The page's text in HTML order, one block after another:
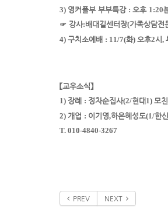
3) 영커플부 부부특강 : 오후 1:20
☞ 강사:배대길센터장(가족상담전
4) 구치소예배 : 11/7(화) 오후2시,
【교우소식】
1) 장례 : 정차순집사(2/현대 1) 모친
2) 개업 : 이기영,하은혜성도(1/한신
T. 010-4840-3267
PREV NEXT